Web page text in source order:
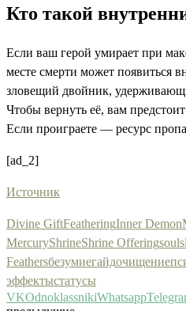
Кто такой
Если ваш герой умирает при
месте смерти может появиться
зловещий двойник,
Чтобы вернуть её, вам
Если проиграете — ресурс
[ad_2]
Источник
Divine GiftFeatheringInner Demon
MercuryShrineShrine Offering
Feathersбезумиегайдочищение
эффектыстатусы
VKOdnoklassnikiWhatsapp